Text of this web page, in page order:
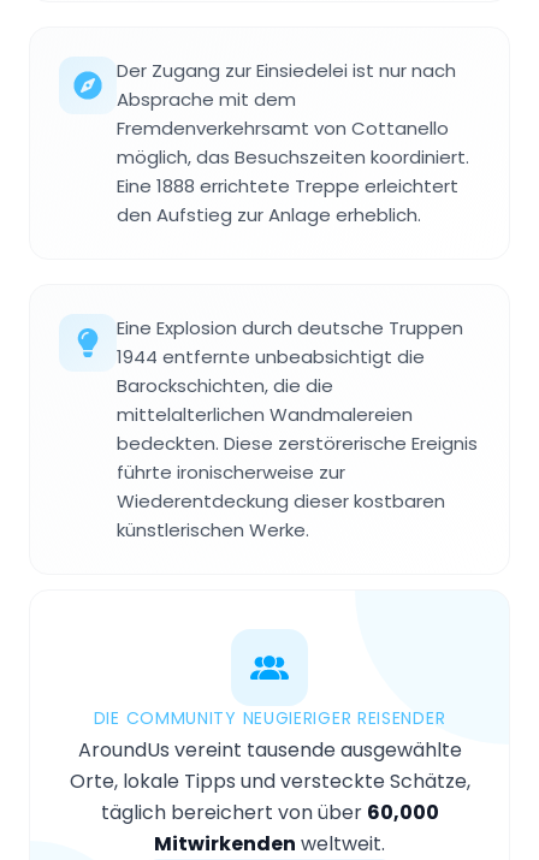
Der Zugang zur Einsiedelei ist nur nach
Absprache mit dem
Fremdenverkehrsamt von Cottanello
möglich, das Besuchszeiten koordiniert.
Eine 1888 errichtete Treppe erleichtert
den Aufstieg zur Anlage erheblich.
Eine Explosion durch deutsche Truppen
1944 entfernte unbeabsichtigt die
Barockschichten, die die
mittelalterlichen Wandmalereien
bedeckten. Diese zerstörerische Ereignis
führte ironischerweise zur
Wiederentdeckung dieser kostbaren
künstlerischen Werke.
DIE COMMUNITY NEUGIERIGER REISENDER
AroundUs vereint tausende ausgewählte
Orte, lokale Tipps und versteckte Schätze,
täglich bereichert von über 60,000
Mitwirkenden weltweit.